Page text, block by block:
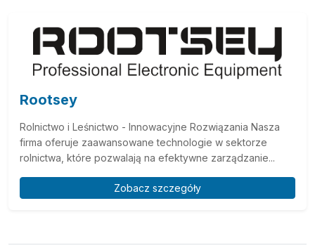
Rootsey
Rolnictwo i Leśnictwo - Innowacyjne Rozwiązania Nasza
firma oferuje zaawansowane technologie w sektorze
rolnictwa, które pozwalają na efektywne zarządzanie...
Zobacz szczegóły